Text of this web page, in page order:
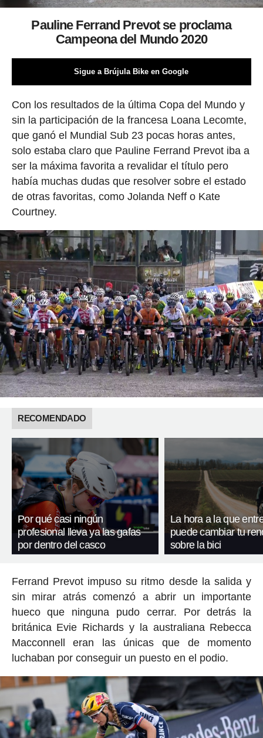
Pauline Ferrand Prevot se proclama
Campeona del Mundo 2020
Sigue a Brújula Bike en Google
Con los resultados de la última Copa del Mundo y
sin la participación de la francesa Loana Lecomte,
que ganó el Mundial Sub 23 pocas horas antes,
solo estaba claro que Pauline Ferrand Prevot iba a
ser la máxima favorita a revalidar el título pero
había muchas dudas que resolver sobre el estado
de otras favoritas, como Jolanda Neff o Kate
Courtney.
RECOMENDADO
Por qué casi ningún
profesional lleva ya las gafas
por dentro del casco
La hora a la que
puede cambiar tu
sobre la bici
Ferrand Prevot impuso su ritmo desde la salida y
sin mirar atrás comenzó a abrir un importante
hueco que ninguna pudo cerrar. Por detrás la
británica Evie Richards y la australiana Rebecca
Macconnell eran las únicas que de momento
luchaban por conseguir un puesto en el podio.